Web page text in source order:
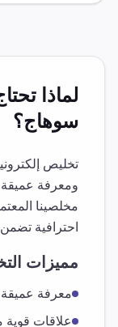
لماذا
سوهاج؟
تخليص
ومعرفة عميقة
مخلصينا
احترافية
مميزات
معرفة
علاقات قوية